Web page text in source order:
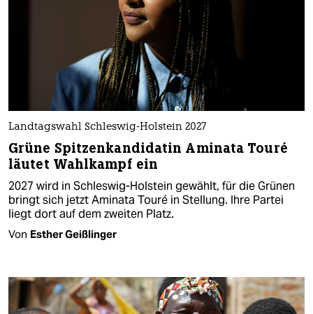
Landtagswahl Schleswig-Holstein 2027
Grüne Spitzenkandidatin Aminata Touré
läutet Wahlkampf ein
2027 wird in Schleswig-Holstein gewählt, für die Grünen
bringt sich jetzt Aminata Touré in Stellung. Ihre Partei
liegt dort auf dem zweiten Platz.
Von Esther Geißlinger